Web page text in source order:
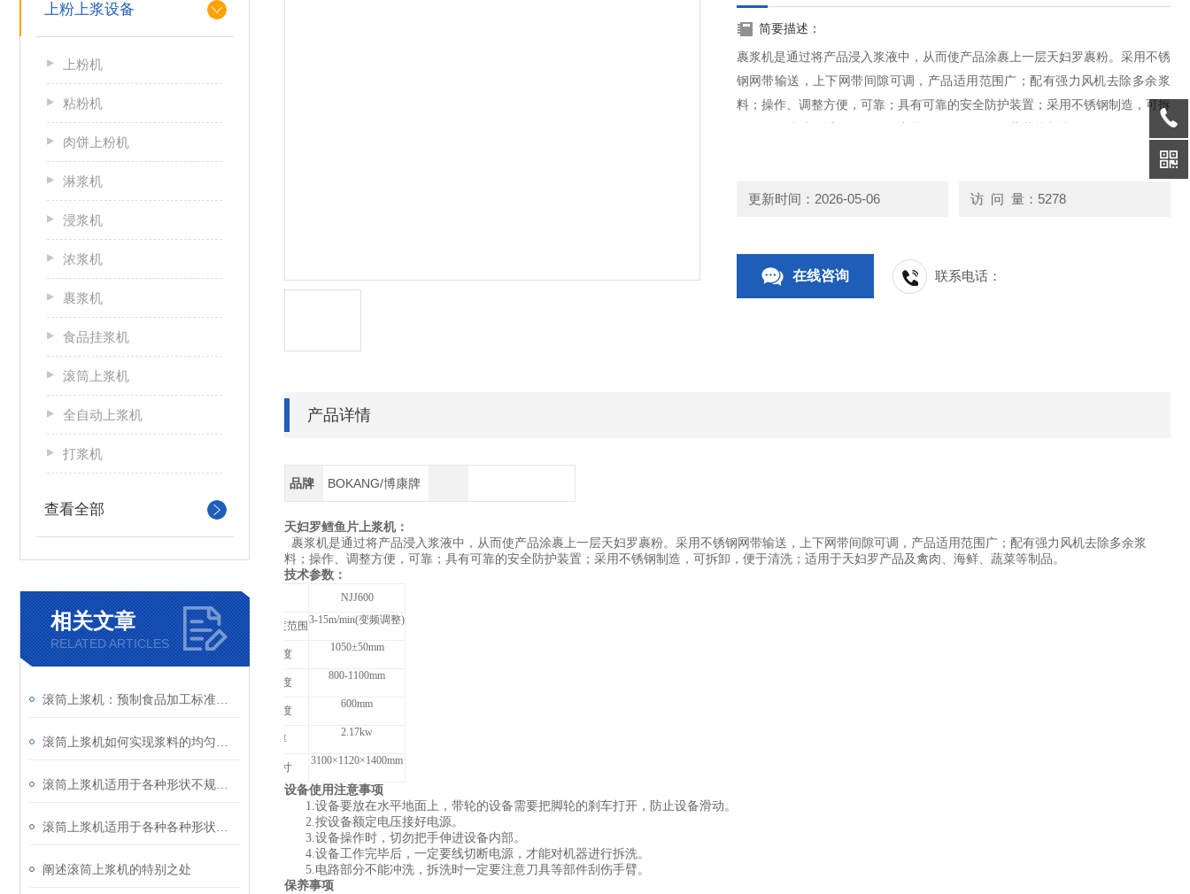
上粉上浆设备
上粉机
粘粉机
肉饼上粉机
淋浆机
浸浆机
浓浆机
裹浆机
食品挂浆机
滚筒上浆机
全自动上浆机
打浆机
查看全部
相关文章
RELATED ARTICLES
阐述滚筒上浆机的特别之处
简要描述：
裹浆机是通过将产品浸入浆液中，从而使产品涂裹上一层天妇罗裹粉。采用不锈
钢网带输送，上下网带间隙可调，产品适用范围广；配有强力风机去除多余浆
料；操作、调整方便，可靠；具有可靠的安全防护装置；采用不锈钢制造，可拆
更新时间：2026-05-06 访 问 量：5278
在线咨询 联系电话：
产品详情
品牌 BOKANG/博康牌
天妇罗鳕鱼片上浆机：
裹浆机是通过将产品浸入浆液中，从而使产品涂裹上一层天妇罗裹粉。采用不锈钢网带输送，上下网带间隙可调，产品适用范围广；配有强力风机去除多余浆
料；操作、调整方便，可靠；具有可靠的安全防护装置；采用不锈钢制造，可拆卸，便于清洗；适用于天妇罗产品及禽肉、海鲜、蔬菜等制品。
技术参数：
NJJ600
输送带速度范围 3-15m/min(变频调整)
输入高度
1050±50mm
输出高度
800-1100mm
网带宽度
600mm
功 率
2.17kw
外形尺寸
3100×1120×1400mm
设备使用注意事项
1.设备要放在水平地面上，带轮的设备需要把脚轮的刹车打开，防止设备滑动。
2.按设备额定电压接好电源。
3.设备操作时，切勿把手伸进设备内部。
4.设备工作完毕后，一定要线切断电源，才能对机器进行拆洗。
5.电路部分不能冲洗，拆洗时一定要注意刀具等部件刮伤手臂。
保养事项